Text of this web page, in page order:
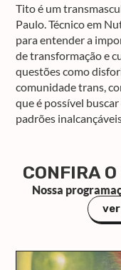
Tito é um
Paulo. Técnico em
para entender a
de transformação e
questões como
comunidade trans,
que é possível
padrões
CONFIRA
Nossa